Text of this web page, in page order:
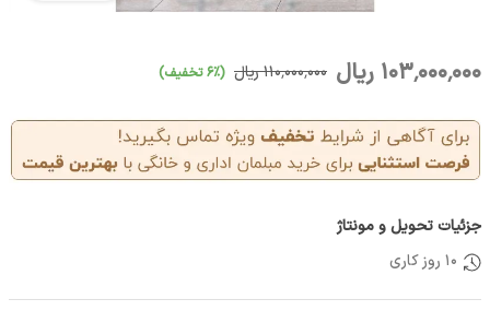
103٬000٬000 ریال 110٬000٬000 ریال (6٪ تخفیف)
جزئیات تحویل و مونتاژ
10 روز کاری